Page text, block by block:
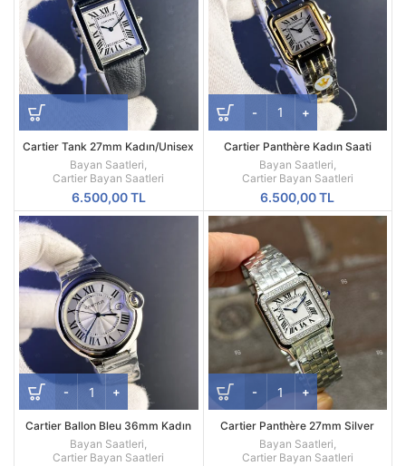
Cartier Tank 27mm Kadın/Unisex
Quartz Saat – Dikdörtgen Çelik
Kasa, Beyaz Roma Kadran ve
Siyah Deri Kayış
Bayan Saatleri
Cartier Bayan Saatleri
6.500,00TL
Cartier Panthère Kadın Saati
33mm Beyaz Kadran | Silver Gold
Kasa
Bayan Saatleri
Cartier Bayan Saatleri
6.500,00TL
Cartier Ballon Bleu 36mm Kadın
Saati – Yüksek Kaliteli Replika,
Beyaz Kadran
Bayan Saatleri,
Cartier Bayan Saatleri
Cartier Panthère 27mm Silver
Taşlı Bezel Kadın Kol Saati |
Radikal Saat
Bayan Saatleri,
Cartier Bayan Saatleri